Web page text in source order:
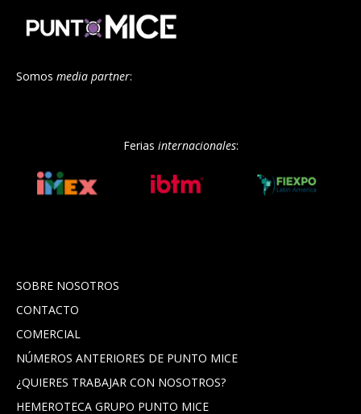
Somos media partner:
Ferias internacionales:
SOBRE NOSOTROS
CONTACTO
COMERCIAL
NÚMEROS ANTERIORES DE PUNTO MICE
¿QUIERES TRABAJAR CON NOSOTROS?
HEMEROTECA GRUPO PUNTO MICE